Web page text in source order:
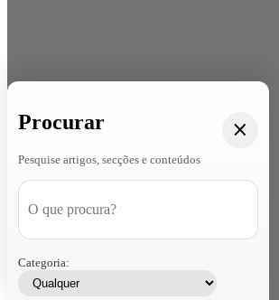
Procurar
Pesquise artigos, secções e conteúdos
Categoria: